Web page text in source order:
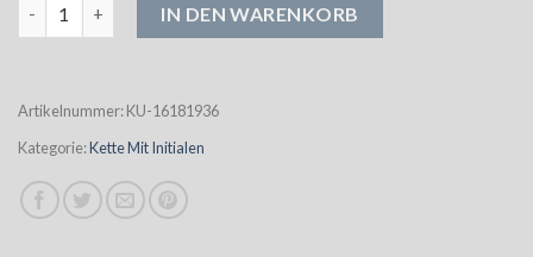
IN DEN WARENKORB
Artikelnummer:KU-16181936
Kategorie:Kette Mit Initialen